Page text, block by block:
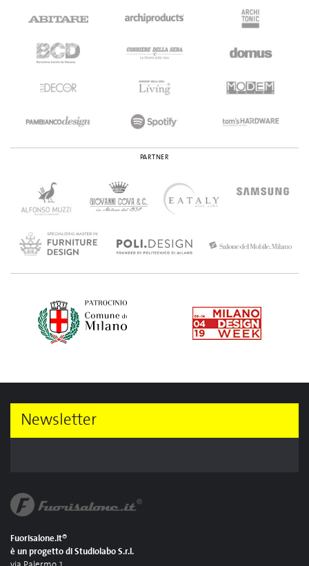
PARTNER
Newsletter
Fuorisalone.it®
è un progetto di Studiolabo S.r.l.